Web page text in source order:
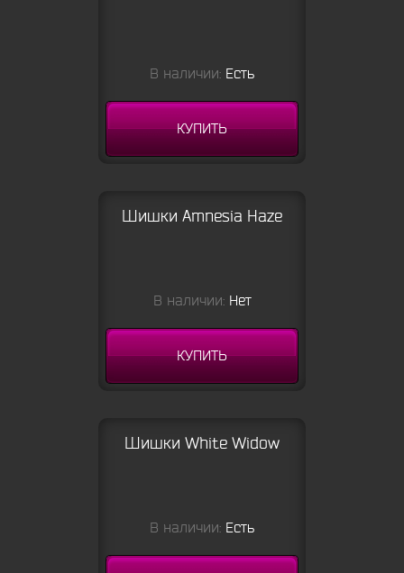
В наличии: Есть
КУПИТЬ
Шишки Amnesia Haze
В наличии: Нет
КУПИТЬ
Шишки White Widow
В наличии: Есть